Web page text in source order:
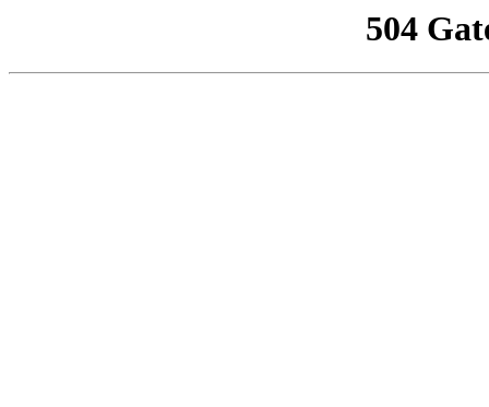
504